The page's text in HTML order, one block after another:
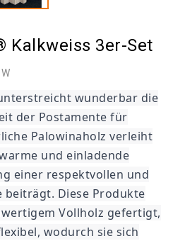
Kalkweiss 3er-Set
wunderbar die
der Postamente für
Palowinaholz verleiht
und einladende
einer respektvollen und
Diese Produkte
Vollholz gefertigt,
wodurch sie sich